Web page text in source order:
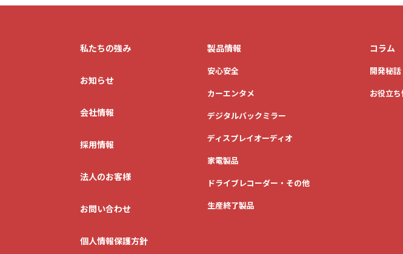
私たちの強み
お知らせ
会社情報
採用情報
法人のお客様
お問い合わせ
個人情報保護方針
製品情報
安心安全
カーエンタメ
デジタルバックミラー
ディスプレイオーディオ
家電製品
ドライブレコーダー・その他
生産終了製品
コラム
開発秘話
お役立